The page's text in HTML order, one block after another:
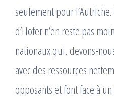
seulement pour
d’Hofer n’en reste pas
nationaux qui, devons-
avec des ressources
opposants et font face à